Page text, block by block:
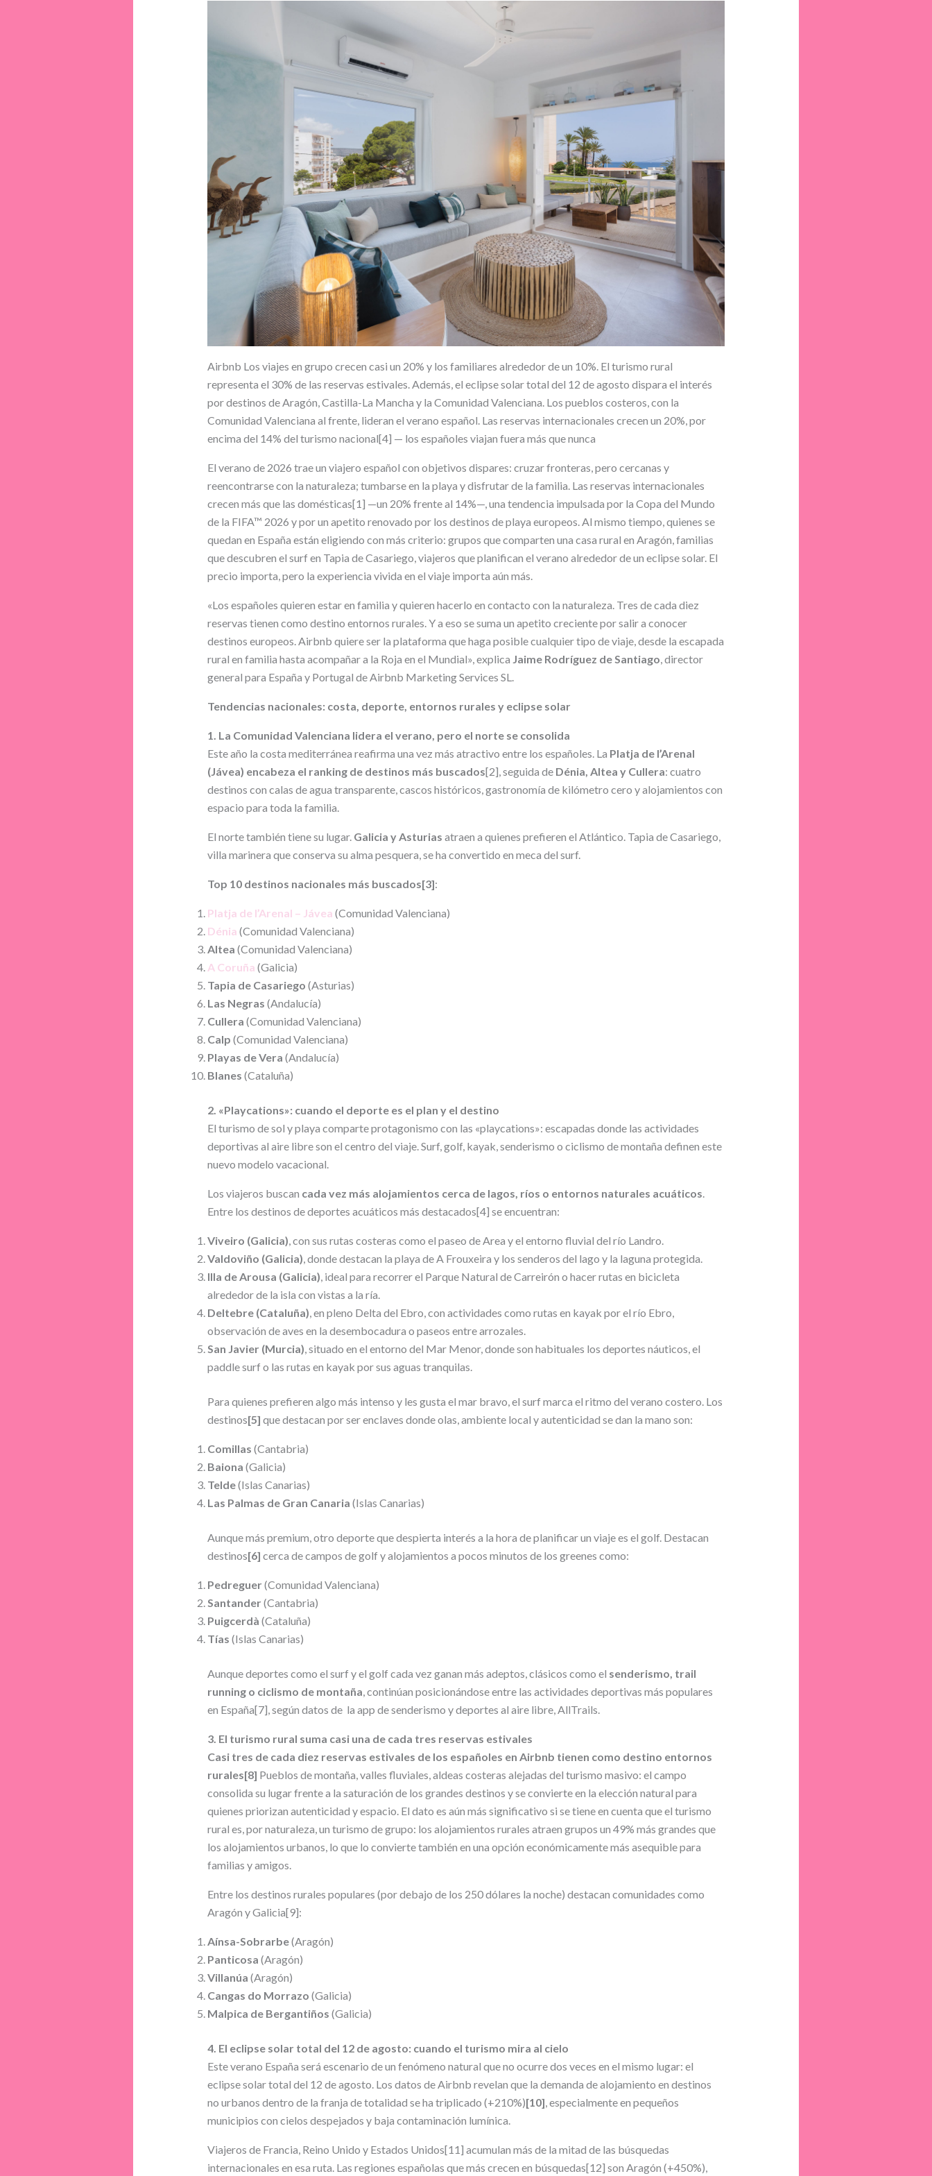
Airbnb Los viajes en grupo crecen casi un 20% y los familiares alrededor de un 10%. El turismo rural
representa el 30% de las reservas estivales. Además, el eclipse solar total del 12 de agosto dispara el interés
por destinos de Aragón, Castilla-La Mancha y la Comunidad Valenciana. Los pueblos costeros, con la
Comunidad Valenciana al frente, lideran el verano español. Las reservas internacionales crecen un 20%, por
encima del 14% del turismo nacional[4] — los españoles viajan fuera más que nunca
El verano de 2026 trae un viajero español con objetivos dispares: cruzar fronteras, pero cercanas y
reencontrarse con la naturaleza; tumbarse en la playa y disfrutar de la familia. Las reservas internacionales
crecen más que las domésticas[1] —un 20% frente al 14%—, una tendencia impulsada por la Copa del Mundo
de la FIFA™ 2026 y por un apetito renovado por los destinos de playa europeos. Al mismo tiempo, quienes se
quedan en España están eligiendo con más criterio: grupos que comparten una casa rural en Aragón, familias
que descubren el surf en Tapia de Casariego, viajeros que planifican el verano alrededor de un eclipse solar. El
precio importa, pero la experiencia vivida en el viaje importa aún más.
«Los españoles quieren estar en familia y quieren hacerlo en contacto con la naturaleza. Tres de cada diez
reservas tienen como destino entornos rurales. Y a eso se suma un apetito creciente por salir a conocer
destinos europeos. Airbnb quiere ser la plataforma que haga posible cualquier tipo de viaje, desde la escapada
rural en familia hasta acompañar a la Roja en el Mundial», explica Jaime Rodríguez de Santiago, director
general para España y Portugal de Airbnb Marketing Services SL.
Tendencias nacionales: costa, deporte, entornos rurales y eclipse solar
1. La Comunidad Valenciana lidera el verano, pero el norte se consolida
Este año la costa mediterránea reafirma una vez más atractivo entre los españoles. La Platja de l’Arenal
(Jávea) encabeza el ranking de destinos más buscados[2], seguida de Dénia, Altea y Cullera: cuatro
destinos con calas de agua transparente, cascos históricos, gastronomía de kilómetro cero y alojamientos con
espacio para toda la familia.
El norte también tiene su lugar. Galicia y Asturias atraen a quienes prefieren el Atlántico. Tapia de Casariego,
villa marinera que conserva su alma pesquera, se ha convertido en meca del surf.
Top 10 destinos nacionales más buscados[3]:
Platja de l’Arenal – Jávea (Comunidad Valenciana)
Dénia (Comunidad Valenciana)
Altea (Comunidad Valenciana)
A Coruña (Galicia)
Tapia de Casariego (Asturias)
Las Negras (Andalucía)
Cullera (Comunidad Valenciana)
Calp (Comunidad Valenciana)
Playas de Vera (Andalucía)
Blanes (Cataluña)
2. «Playcations»: cuando el deporte es el plan y el destino
El turismo de sol y playa comparte protagonismo con las «playcations»: escapadas donde las actividades
deportivas al aire libre son el centro del viaje. Surf, golf, kayak, senderismo o ciclismo de montaña definen este
nuevo modelo vacacional.
Los viajeros buscan cada vez más alojamientos cerca de lagos, ríos o entornos naturales acuáticos.
Entre los destinos de deportes acuáticos más destacados[4] se encuentran:
Viveiro (Galicia), con sus rutas costeras como el paseo de Area y el entorno fluvial del río Landro.
Valdoviño (Galicia), donde destacan la playa de A Frouxeira y los senderos del lago y la laguna protegida.
Illa de Arousa (Galicia), ideal para recorrer el Parque Natural de Carreirón o hacer rutas en bicicleta
alrededor de la isla con vistas a la ría.
Deltebre (Cataluña), en pleno Delta del Ebro, con actividades como rutas en kayak por el río Ebro,
observación de aves en la desembocadura o paseos entre arrozales.
San Javier (Murcia), situado en el entorno del Mar Menor, donde son habituales los deportes náuticos, el
paddle surf o las rutas en kayak por sus aguas tranquilas.
Para quienes prefieren algo más intenso y les gusta el mar bravo, el surf marca el ritmo del verano costero. Los
destinos[5] que destacan por ser enclaves donde olas, ambiente local y autenticidad se dan la mano son:
Comillas (Cantabria)
Baiona (Galicia)
Telde(Islas Canarias)
Las Palmas de Gran Canaria (Islas Canarias)
Aunque más premium, otro deporte que despierta interés a la hora de planificar un viaje es el golf. Destacan
destinos[6] cerca de campos de golf y alojamientos a pocos minutos de los greenes como:
Pedreguer (Comunidad Valenciana)
Santander (Cantabria)
Puigcerdà (Cataluña)
Tías (Islas Canarias)
Aunque deportes como el surf y el golf cada vez ganan más adeptos, clásicos como el senderismo, trail
running o ciclismo de montaña, continúan posicionándose entre las actividades deportivas más populares
en España[7], según datos de la app de senderismo y deportes al aire libre, AllTrails.
3. El turismo rural suma casi una de cada tres reservas estivales
Casi tres de cada diez reservas estivales de los españoles en Airbnb tienen como destino entornos
rurales[8] Pueblos de montaña, valles fluviales, aldeas costeras alejadas del turismo masivo: el campo
consolida su lugar frente a la saturación de los grandes destinos y se convierte en la elección natural para
quienes priorizan autenticidad y espacio. El dato es aún más significativo si se tiene en cuenta que el turismo
rural es, por naturaleza, un turismo de grupo: los alojamientos rurales atraen grupos un 49% más grandes que
los alojamientos urbanos, lo que lo convierte también en una opción económicamente más asequible para
familias y amigos.
Entre los destinos rurales populares (por debajo de los 250 dólares la noche) destacan comunidades como
Aragón y Galicia[9]:
Aínsa-Sobrarbe(Aragón)
Panticosa (Aragón)
Villanúa (Aragón)
Cangas do Morrazo (Galicia)
Malpica de Bergantiños (Galicia)
4. El eclipse solar total del 12 de agosto: cuando el turismo mira al cielo
Este verano España será escenario de un fenómeno natural que no ocurre dos veces en el mismo lugar: el
eclipse solar total del 12 de agosto. Los datos de Airbnb revelan que la demanda de alojamiento en destinos
no urbanos dentro de la franja de totalidad se ha triplicado (+210%)[10], especialmente en pequeños
municipios con cielos despejados y baja contaminación lumínica.
Viajeros de Francia, Reino Unido y Estados Unidos[11] acumulan más de la mitad de las búsquedas
internacionales en esa ruta. Las regiones españolas que más crecen en búsquedas[12] son Aragón (+450%),